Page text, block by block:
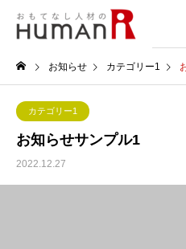
お知らせ カテゴリー1
カテゴリー1
お知らせサンプル1
2022.12.27